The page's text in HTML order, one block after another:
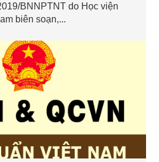
BNNPTNT do Học viện
biên soạn,...